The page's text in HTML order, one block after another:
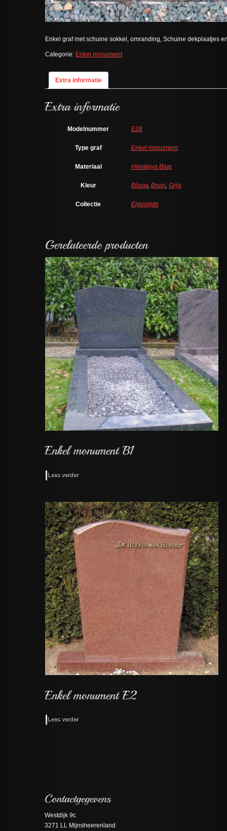
Enkel graf met schuine sokkel, omranding, Schuine dekplaatjes
Categorie: Enkel monument
Extra informatie
Modelnummer E28
Type graf Enkel monument
Materiaal Himalaya Blue
Kleur Blauw, Bruin, Grijs
Collectie Eigentijds
Lees verder
Lees verder
Westdijk 9c
3271 LL Mijnsheerenland